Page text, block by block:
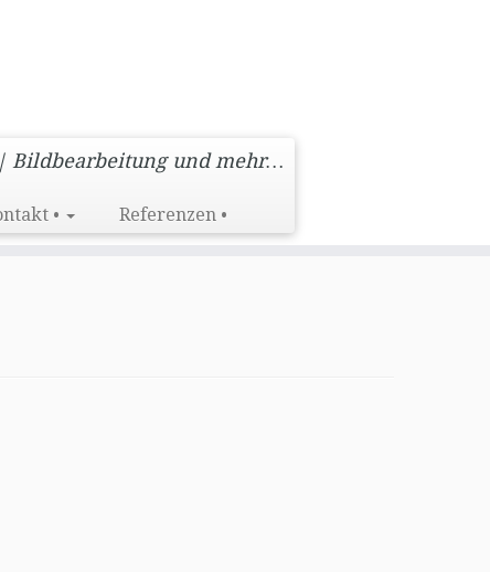
Bildbearbeitung und mehr…
• Referenzen •